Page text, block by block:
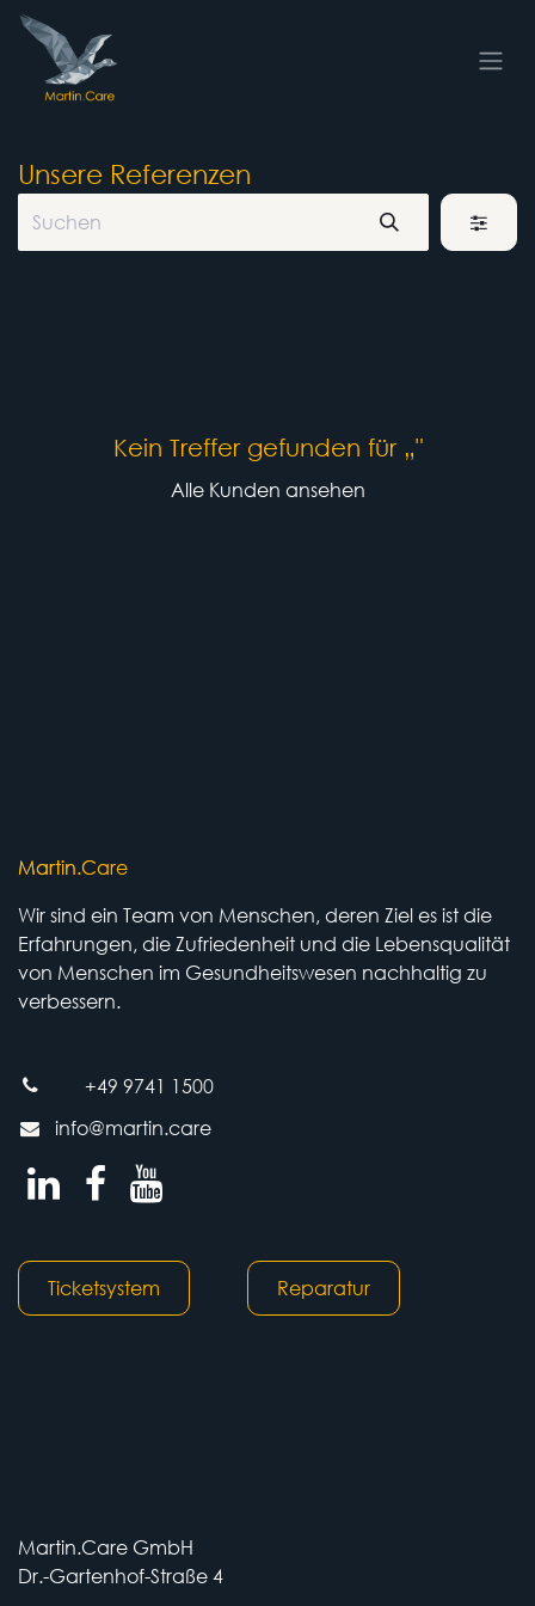
Zum Inhalt springen
Unsere Referenzen
Kein Treffer gefunden für „"
Alle Kunden ansehen
Martin.Care
Wir sind ein Team von Menschen, deren Ziel es ist die
Erfahrungen, die Zufriedenheit und die Lebensqualität
von Menschen im Gesundheitswesen nachhaltig zu
verbessern.
+49 9741 1500
info@martin.care
Ticketsystem Reparatur
Martin.Care GmbH
Dr.-Gartenhof-Straße 4